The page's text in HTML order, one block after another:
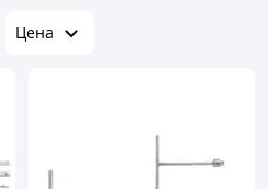
Цена